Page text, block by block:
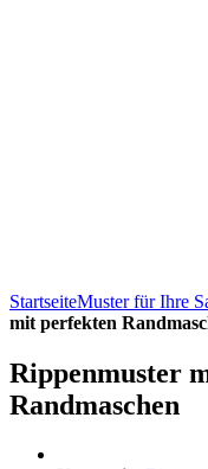
StartseiteMuster für Ihre
mit perfekten
Rippenmuster
Randmaschen